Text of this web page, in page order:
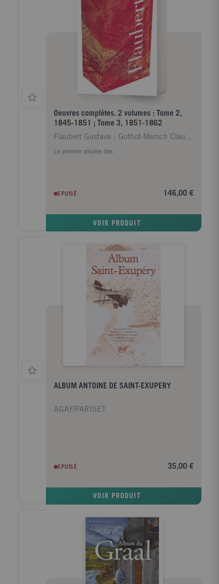
Oeuvres complètes. 2 volumes : Tome 2,
1845-1851 ; Tome 3, 1851-1862
Flaubert Gustave ; Gothot-Mersch Claudine
Le premier volume des
EPUISÉ 146,00 €
VOIR PRODUIT
ALBUM ANTOINE DE SAINT-EXUPERY
AGAY/PARISET
EPUISÉ 35,00 €
VOIR PRODUIT